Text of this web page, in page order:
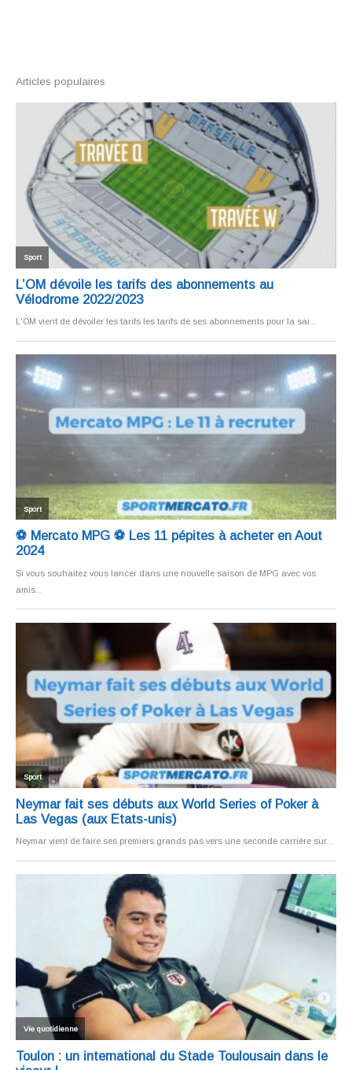
Articles populaires